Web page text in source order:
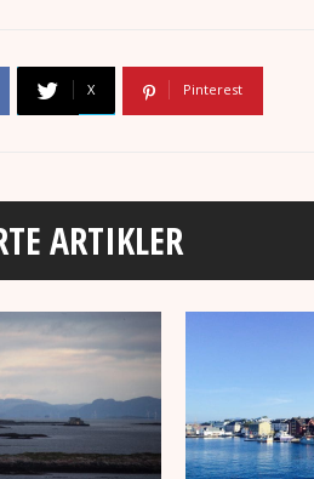
X Pinterest
ARTIKLER